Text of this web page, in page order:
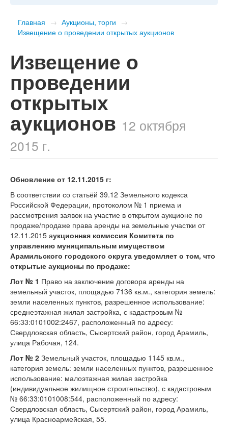
Главная → Аукционы, торги →
Извещение о проведении открытых аукционов
Извещение о
проведении
открытых
аукционов 12 октября
2015 г.
Обновление от 12.11.2015 г:
В соответствии со статьёй 39.12 Земельного кодекса
Российской Федерации, протоколом № 1 приема и
рассмотрения заявок на участие в открытом аукционе по
продаже/продаже права аренды на земельные участки от
12.11.2015 аукционная комиссия Комитета по
управлению муниципальным имуществом
Арамильского городского округа уведомляет о том, что
открытые аукционы по продаже:
Лот № 1 Право на заключение договора аренды на
земельный участок, площадью 7136 кв.м., категория земель:
земли населенных пунктов, разрешенное использование:
среднеэтажная жилая застройка, с кадастровым №
66:33:0101002:2467, расположенный по адресу:
Свердловская область, Сысертский район, город Арамиль,
улица Рабочая, 124.
Лот № 2 Земельный участок, площадью 1145 кв.м.,
категория земель: земли населенных пунктов, разрешенное
использование: малоэтажная жилая застройка
(индивидуальное жилищное строительство), с кадастровым
№ 66:33:0101008:544, расположенный по адресу:
Свердловская область, Сысертский район, город Арамиль,
улица Красноармейская, 55.